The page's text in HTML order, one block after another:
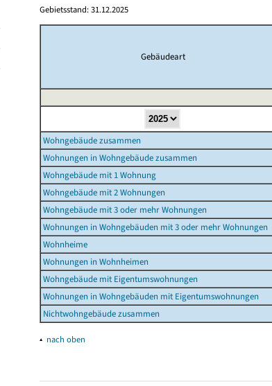
Gebietsstand: 31.12.2025
Gebäudeart
Wohngebäude zusammen
Wohnungen in Wohngebäude zusammen
Wohngebäude mit 1 Wohnung
Wohngebäude mit 2 Wohnungen
Wohngebäude mit 3 oder mehr Wohnungen
Wohnungen in Wohngebäuden mit 3 oder mehr Wohnungen
Wohnheime
Wohnungen in Wohnheimen
Wohngebäude mit Eigentumswohnungen
Wohnungen in Wohngebäuden mit Eigentumswohnungen
Nichtwohngebäude zusammen
▴ nach oben